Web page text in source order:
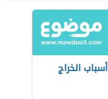
أسباب الخراج